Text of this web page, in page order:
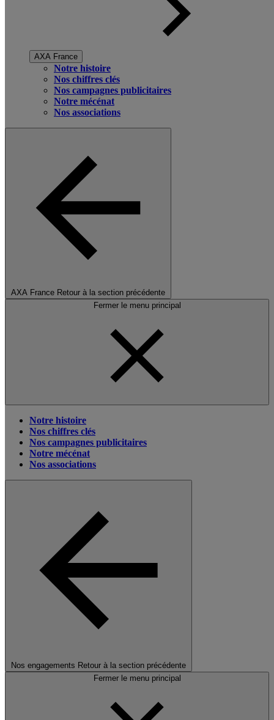
AXA France
Notre histoire
Nos chiffres clés
Nos campagnes publicitaires
Notre mécénat
Nos associations
AXA France Retour à la section précédente
Fermer le menu principal
Notre histoire
Nos chiffres clés
Nos campagnes publicitaires
Notre mécénat
Nos associations
Nos engagements Retour à la section précédente
Fermer le menu principal